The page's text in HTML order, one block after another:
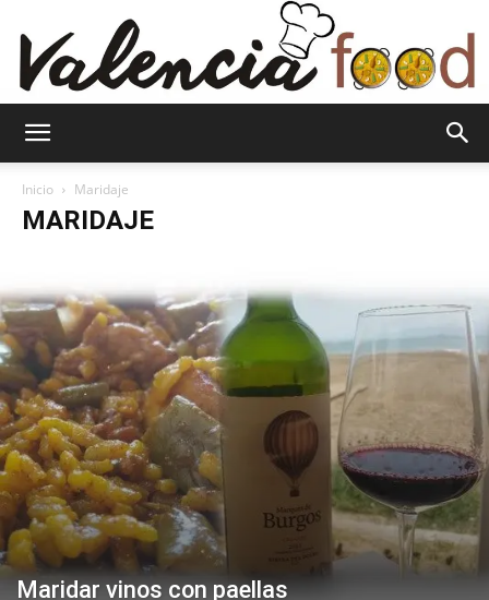
Inicio Maridaje
MARIDAJE
Maridar vinos con paellas